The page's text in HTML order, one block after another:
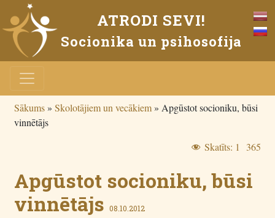
ATRODI SEVI!
Socionika un psihosofija
Sākums» Skolotājiem un vecākiem» Apgūstot socioniku, būsi
vinnētājs
Skatīts: 1 365
Apgūstot socioniku, būsi
vinnētājs 08.10.2012